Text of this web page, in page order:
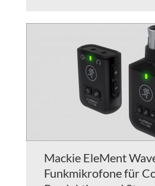
Mackie EleMent
Funkmikrofone für